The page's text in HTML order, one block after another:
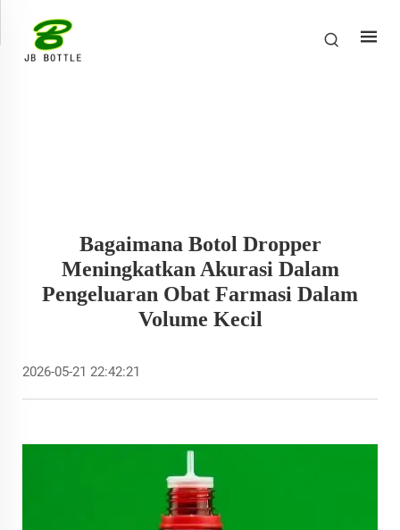
Bagaimana Botol Dropper
Meningkatkan Akurasi Dalam
Pengeluaran Obat Farmasi Dalam
Volume Kecil
2026-05-21 22:42:21